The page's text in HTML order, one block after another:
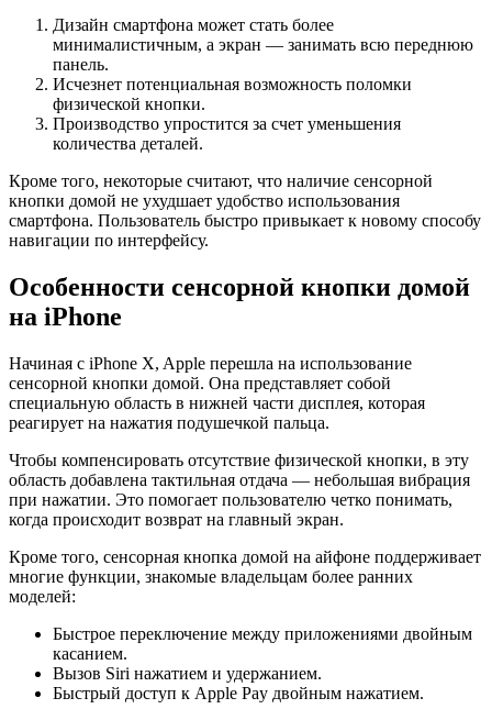
Дизайн смартфона может стать более
минималистичным, а экран — занимать всю переднюю
панель.
Исчезнет потенциальная возможность поломки
физической кнопки.
Производство упростится за счет уменьшения
количества деталей.
Кроме того, некоторые считают, что наличие сенсорной
кнопки домой не ухудшает удобство использования
смартфона. Пользователь быстро привыкает к новому способу
навигации по интерфейсу.
Особенности сенсорной кнопки домой
на iPhone
Начиная с iPhone X, Apple перешла на использование
сенсорной кнопки домой. Она представляет собой
специальную область в нижней части дисплея, которая
реагирует на нажатия подушечкой пальца.
Чтобы компенсировать отсутствие физической кнопки, в эту
область добавлена тактильная отдача — небольшая вибрация
при нажатии. Это помогает пользователю четко понимать,
когда происходит возврат на главный экран.
Кроме того, сенсорная кнопка домой на айфоне поддерживает
многие функции, знакомые владельцам более ранних
моделей:
Быстрое переключение между приложениями двойным
касанием.
Вызов Siri нажатием и удержанием.
Быстрый доступ к Apple Pay двойным нажатием.